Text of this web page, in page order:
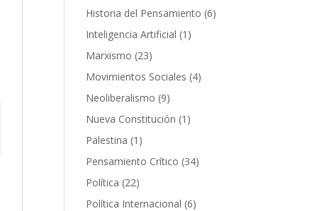
productos
Historia del Pensamiento 66
Inteligencia Artificial 1 1
Marxismo 2323
productos
Movimientos Sociales 44
Neoliberalismo 99
productos
Nueva Constitución 1 1
Palestina 1 1
producto
Pensamiento Crítico 3434
Política 2222
productos
Política Internacional 66